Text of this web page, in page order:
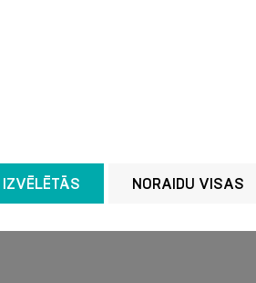
rozwoju żylaków. Jest
harmonogramem zajęć
NORAIDU VISAS